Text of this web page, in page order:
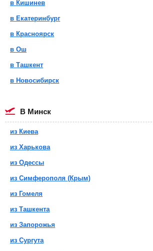
в Кишинев
в Екатеринбург
в Красноярск
в Ош
в Ташкент
в Новосибирск
в Минск
из Киева
из Харькова
из Одессы
из Симферополя (Крым)
из Гомеля
из Ташкента
из Запорожья
из Сургута